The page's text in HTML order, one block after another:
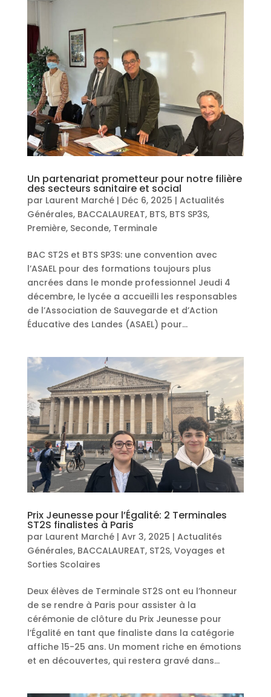
Un partenariat prometteur pour notre filière
des secteurs sanitaire et social
par Laurent Marché| Déc 6, 2025 | Actualités
Générales, BACCALAUREAT, BTS, BTS SP3S,
Première, Seconde, Terminale
BAC ST2S et BTS SP3S: une convention avec
l’ASAEL pour des formations toujours plus
ancrées dans le monde professionnel Jeudi 4
décembre, le lycée a accueilli les responsables
de l’Association de Sauvegarde et d’Action
Éducative des Landes (ASAEL) pour...
Prix Jeunesse pour l’Égalité: 2 Terminales
ST2S finalistes à Paris
par Laurent Marché| Avr 3, 2025 | Actualités
Générales, BACCALAUREAT, ST2S, Voyages et
Sorties Scolaires
Deux élèves de Terminale ST2S ont eu l’honneur
de se rendre à Paris pour assister à la
cérémonie de clôture du Prix Jeunesse pour
l’Égalité en tant que finaliste dans la catégorie
affiche 15-25 ans. Un moment riche en émotions
et en découvertes, qui restera gravé dans...